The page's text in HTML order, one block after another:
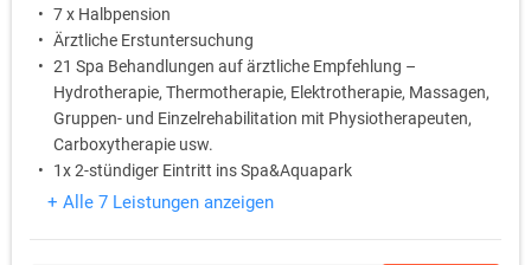
7 x Halbpension
Ärztliche Erstuntersuchung
21 Spa Behandlungen auf ärztliche Empfehlung –
Hydrotherapie, Thermotherapie, Elektrotherapie, Massagen,
Gruppen- und Einzelrehabilitation mit Physiotherapeuten,
Carboxytherapie usw.
1x 2-stündiger Eintritt ins Spa&Aquapark
Freier Eintritt ins Schwimmbad Olympic
+ Alle 7 Leistungen anzeigen